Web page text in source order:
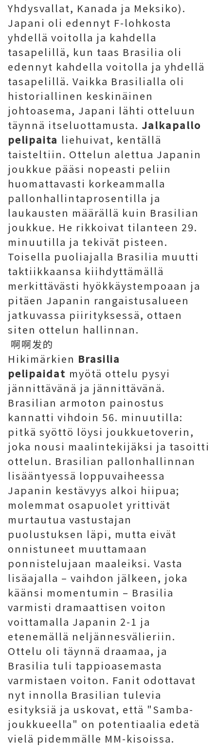
Yhdysvallat, Kanada ja Meksiko).
Japani oli edennyt F-lohkosta
yhdellä voitolla ja kahdella
tasapelillä, kun taas Brasilia oli
edennyt kahdella voitolla ja yhdellä
tasapelillä. Vaikka Brasilialla oli
historiallinen keskinäinen
johtoasema, Japani lähti otteluun
täynnä itseluottamusta. Jalkapallo
pelipaita liehuivat, kentällä
taisteltiin. Ottelun alettua Japanin
joukkue pääsi nopeasti peliin
huomattavasti korkeammalla
pallonhallintaprosentilla ja
laukausten määrällä kuin Brasilian
joukkue. He rikkoivat tilanteen 29.
minuutilla ja tekivät pisteen.
Toisella puoliajalla Brasilia muutti
taktiikkaansa kiihdyttämällä
merkittävästi hyökkäystempoaan ja
pitäen Japanin rangaistusalueen
jatkuvassa piirityksessä, ottaen
siten ottelun hallinnan.
啊啊发的
Hikimärkien Brasilia
pelipaidat myötä ottelu pysyi
jännittävänä ja jännittävänä.
Brasilian armoton painostus
kannatti vihdoin 56. minuutilla:
pitkä syöttö löysi joukkuetoverin,
joka nousi maalintekijäksi ja tasoitti
ottelun. Brasilian pallonhallinnan
lisääntyessä loppuvaiheessa
Japanin kestävyys alkoi hiipua;
molemmat osapuolet yrittivät
murtautua vastustajan
puolustuksen läpi, mutta eivät
onnistuneet muuttamaan
ponnistelujaan maaleiksi. Vasta
lisäajalla – vaihdon jälkeen, joka
käänsi momentumin – Brasilia
varmisti dramaattisen voiton
voittamalla Japanin 2-1 ja
etenemällä neljännesvälieriin.
Ottelu oli täynnä draamaa, ja
Brasilia tuli tappioasemasta
varmistaen voiton. Fanit odottavat
nyt innolla Brasilian tulevia
esityksiä ja uskovat, että "Samba-
joukkueella" on potentiaalia edetä
vielä pidemmälle MM-kisoissa.